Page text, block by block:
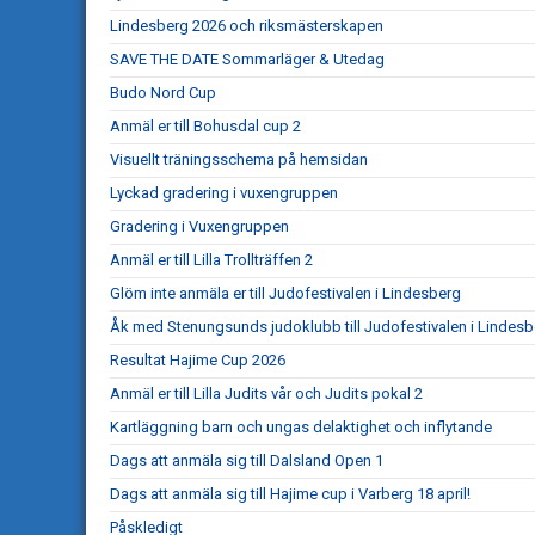
Lindesberg 2026 och riksmästerskapen
SAVE THE DATE Sommarläger & Utedag
Budo Nord Cup
Anmäl er till Bohusdal cup 2
Visuellt träningsschema på hemsidan
Lyckad gradering i vuxengruppen
Gradering i Vuxengruppen
Anmäl er till Lilla Trollträffen 2
Glöm inte anmäla er till Judofestivalen i Lindesberg
Åk med Stenungsunds judoklubb till Judofestivalen i
Resultat Hajime Cup 2026
Anmäl er till Lilla Judits vår och Judits pokal 2
Kartläggning barn och ungas delaktighet och inflytande
Dags att anmäla sig till Dalsland Open 1
Dags att anmäla sig till Hajime cup i Varberg 18 april!
Påskledigt